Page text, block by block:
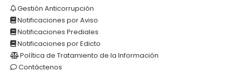
Gestión Anticorrupción
Notificaciones por Aviso
Notificaciones Prediales
Notificaciones por Edicto
Política de Tratamiento de la Información
Contáctenos